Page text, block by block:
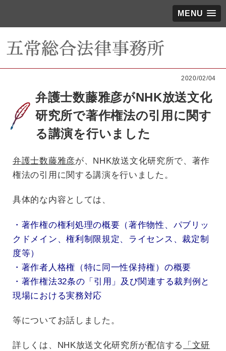
MENU
2020/02/04
弁護士数藤雅彦がNHK放送文化
研究所で著作権法の引用に関す
る講演を行いました
弁護士数藤雅彦が、NHK放送文化研究所で、著作
権法の引用に関する講演を行いました。
具体的な内容としては、
・著作権の権利処理の概要（著作物性、パブリッ
クドメイン、権利制限規定、ライセンス、裁定制
度等）
・著作者人格権（特に同一性保持権）の概要
・著作権法32条の「引用」及び関連する裁判例と
現場における実務対応
等についてお話しました。
詳しくは、NHK放送文化研究所が配信する
「文研